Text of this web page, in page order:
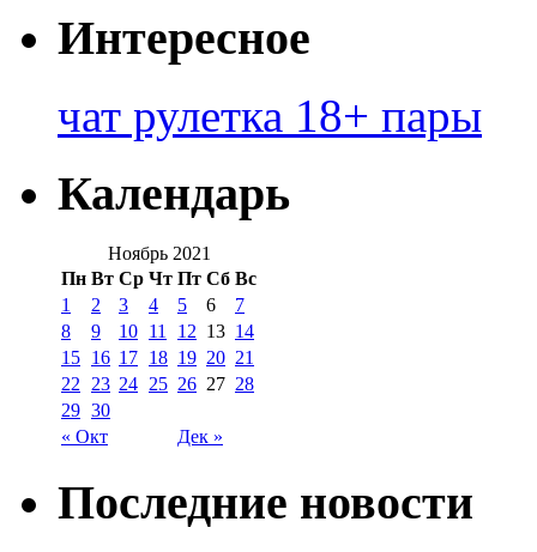
Интересное
чат рулетка 18+ пары
Календарь
Ноябрь 2021
Пн Вт Ср Чт Пт Сб Вс
« Окт Дек »
1 2 3 4 5 6
7
8
9 10 11 12 13 14
15 16 17 18 19 20 21
22 23 24 25 26 27 28
29 30
Последние новости